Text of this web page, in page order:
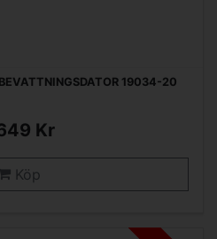
19034-20
Kr
Köp